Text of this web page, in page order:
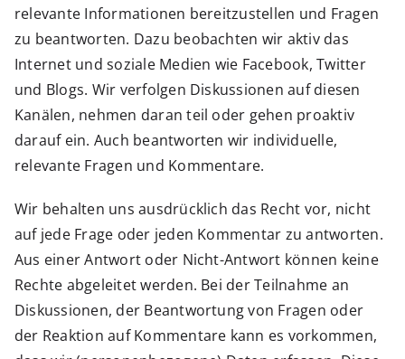
relevante Informationen bereitzustellen und Fragen
zu beantworten. Dazu beobachten wir aktiv das
Internet und soziale Medien wie Facebook, Twitter
und Blogs. Wir verfolgen Diskussionen auf diesen
Kanälen, nehmen daran teil oder gehen proaktiv
darauf ein. Auch beantworten wir individuelle,
relevante Fragen und Kommentare.
Wir behalten uns ausdrücklich das Recht vor, nicht
auf jede Frage oder jeden Kommentar zu antworten.
Aus einer Antwort oder Nicht-Antwort können keine
Rechte abgeleitet werden. Bei der Teilnahme an
Diskussionen, der Beantwortung von Fragen oder
der Reaktion auf Kommentare kann es vorkommen,